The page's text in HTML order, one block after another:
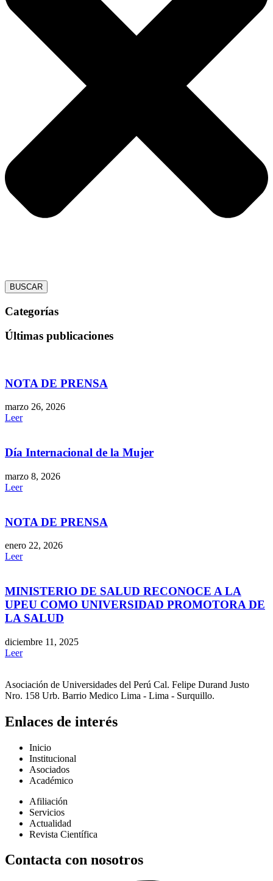
BUSCAR
Categorías
Últimas publicaciones
NOTA DE PRENSA
marzo 26, 2026
Leer
Día Internacional de la Mujer
marzo 8, 2026
Leer
NOTA DE PRENSA
enero 22, 2026
Leer
MINISTERIO DE SALUD RECONOCE A LA
UPEU COMO UNIVERSIDAD PROMOTORA DE
LA SALUD
diciembre 11, 2025
Leer
Asociación de Universidades del Perú Cal. Felipe Durand Justo
Nro. 158 Urb. Barrio Medico Lima - Lima - Surquillo.
Enlaces de interés
Inicio
Institucional
Asociados
Académico
Afiliación
Servicios
Actualidad
Revista Científica
Contacta con nosotros